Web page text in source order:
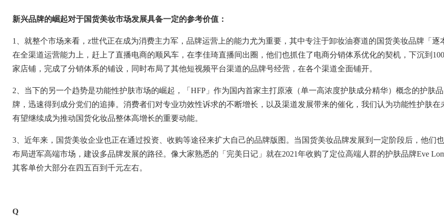
新兴品牌的崛起对于国货美妆市场发展具备一定的参考价值：
1 、就整个市场来看， z世代正在成为消费主力军，品牌运营上的能力尤为重要，其中专注于卸妆油赛道的国货美妆品牌「逐
在全渠道运营能力上，赶上了直播电商的顺风车，在李佳琦直播间出圈，他们也抓住了电商分销体系优化的契机，下沉到 100
家店铺，完成了分销体系的铺设，同时布局了其他短视频平台渠道的品牌号经营，在各个渠道全面铺开。
2 、当下的另一个趋势是功能性护肤市场的崛起，「 HFP 」作为国内首家主打原液（单一高浓度护肤成分精华）概念的护肤品
牌，迅速得到成分党们的追捧。消费者们对专业功效性诉求的不断增长，以及渠道发展带来的催化，我们认为功能性护肤在
有望继续成为推动国货化妆品整体高增长的重要动能。
3 、近年来，国货美妆企业也正在通过投资、收购等途径来扩大自己的品牌版图。当国货美妆品牌发展到一定阶段后，他们
布局进军高端市场，建设多品牌发展的路径。像大家熟悉的「完美日记」就在2021年收购了定位高端人群的护肤品牌Eve
其客单价大部分在四五百到千元左右。
Q